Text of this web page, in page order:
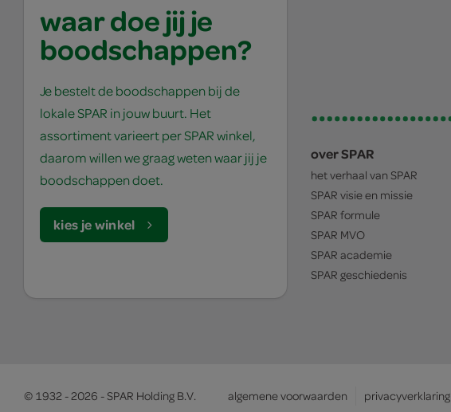
waar doe jij je
boodschappen?
Je bestelt de boodschappen bij de
lokale SPAR in jouw buurt. Het
assortiment varieert per SPAR winkel,
daarom willen we graag weten waar jij je
boodschappen doet.
kies je winkel
over SPAR
het verhaal van SPAR
SPAR visie en missie
SPAR formule
SPAR MVO
SPAR academie
SPAR geschiedenis
© 1932 - 2026 - SPAR Holding B.V. algemene voorwaarden privacyverklaring